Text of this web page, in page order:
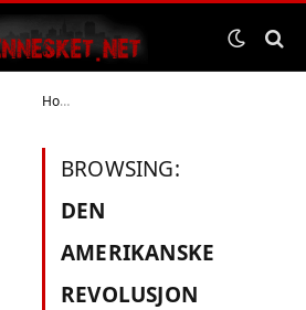
Home
BROWSING:
DEN
AMERIKANSKE
REVOLUSJON